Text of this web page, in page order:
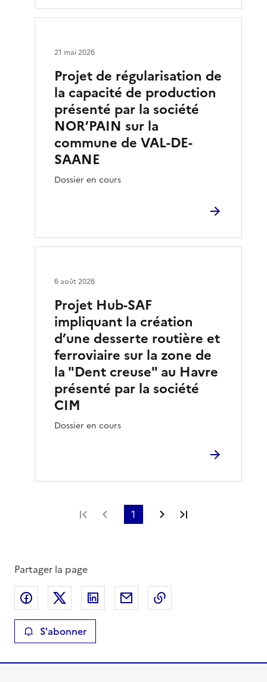
Projet de régularisation de
la capacité de production
présenté par la société
NOR’PAIN sur la
commune de VAL-DE-
SAANE
Dossier en cours
21 mai 2026
Projet Hub-SAF
impliquant la création
d’une desserte routière et
ferroviaire sur la zone de
la "Dent creuse" au Havre
présenté par la société
CIM
Dossier en cours
6 août 2026
Première page
Page précédente
1 Page suivante
Partager la page
Partager sur Facebook
Partager sur XPartager sur LinkedIn
Partager par email
S'abonner